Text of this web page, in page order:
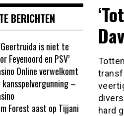
hard
BERICHTEN
is niet te
Feyenoord en PSV’
Online verwelkomt
–
Forest aast op Tijjani